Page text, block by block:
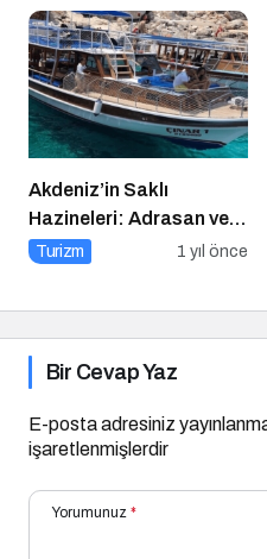
Akdeniz’in Saklı
Hazineleri: Adrasan ve
Çevresi
Turizm 1 yıl önce
Bir Cevap Yaz
E-posta adresiniz
işaretlenmişlerdir
Yorumunuz *